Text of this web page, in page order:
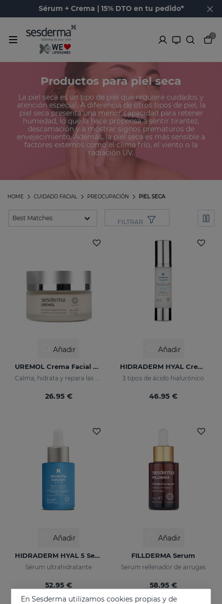
Sérum + Crema | 15% DTO en tu pedido*
0
Productos para piel seca
La piel seca es un tipo de piel que requiere cuidados y
atención especial. A diferencia de otros tipos de piel, la
piel seca presenta una menor capacidad para retener
humedad, lo que la hace propensa a sentir tirantez,
descamación y a mostrar signos prematuros de
envejecimiento. Además, la piel seca es más sensible a
factores externos como el clima frío, el viento o la
radiación UV.
PIEL SECA
PREOCUPACIÓN
CUIDADO FACIAL
HOME
FILTRAR
Añadir
UREMOL Crema Facial Ultrahidratante
Calma, hidrata y repara las pieles secas
26.95 €
Añadir
HIDRADERM HYAL Crema Hidratante
3 tipos de ácido hialurónico
46.95 €
Añadir
HIDRADERM HYAL 5 Serum
Sérum ultrahidratante
52.95 €
Añadir
FILLDERMA Serum
Serum rellenador de arrugas
58.95 €
En Sesderma utilizamos cookies propias y de